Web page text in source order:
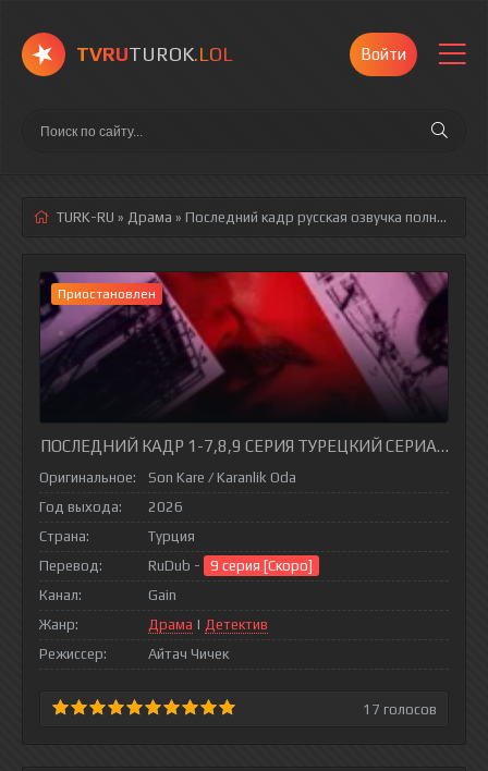
TVRUTUROK.LOL Войти
TURK-RU » Драма » Последний кадр русская озвучка полностью смотреть онлайн!
Приостановлен
ПОСЛЕДНИЙ КАДР 1-7,8,9 СЕРИЯ ТУРЕЦКИЙ СЕРИАЛ НА
Оригинальное:
Son Kare / Karanlik Oda
Год выхода:
2026
Страна:
Турция
Перевод:
RuDub -
9 серия [Скоро]
Канал:
Gain
Жанр:
Драма | Детектив
Режиссер:
Айтач Чичек
17 голосов